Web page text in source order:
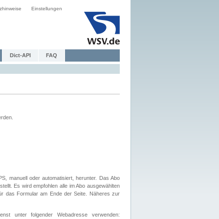
Einstellungen
Dict-API FAQ
manuell oder automatisiert, herunter. Das Abo
Es wird empfohlen alle im Abo ausgewählten
das Formular am Ende der Seite. Näheres zur
unter folgender Webadresse verwenden: